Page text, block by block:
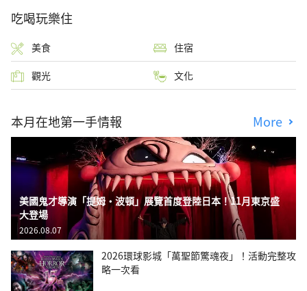
吃喝玩樂住
美食 住宿
觀光 文化
本月在地第一手情報 More
美國鬼才導演「提姆・波頓」展覽首度登陸日本！11月東京盛
大登場
2026.08.07
2026環球影城「萬聖節驚魂夜」！活動完整攻
略一次看